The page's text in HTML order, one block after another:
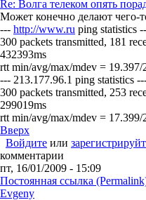
Re: Волга телеком опять
Может конечно делают чего-
--- http://www.ru ping statistics
300 packets transmitted, 181
432393ms
rtt min/avg/max/mdev =
--- 213.177.96.1 ping statistics
300 packets transmitted, 253
299019ms
rtt min/avg/max/mdev =
Вверх
Войдите или
комментарии
пт, 16/01/2009 - 15:09
Постоянная ссылка
Evgeny